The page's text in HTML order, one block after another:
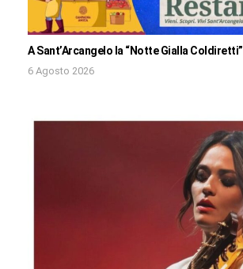
A Sant’Arcangelo la “Notte Gialla Coldiretti”
6 Agosto 2026